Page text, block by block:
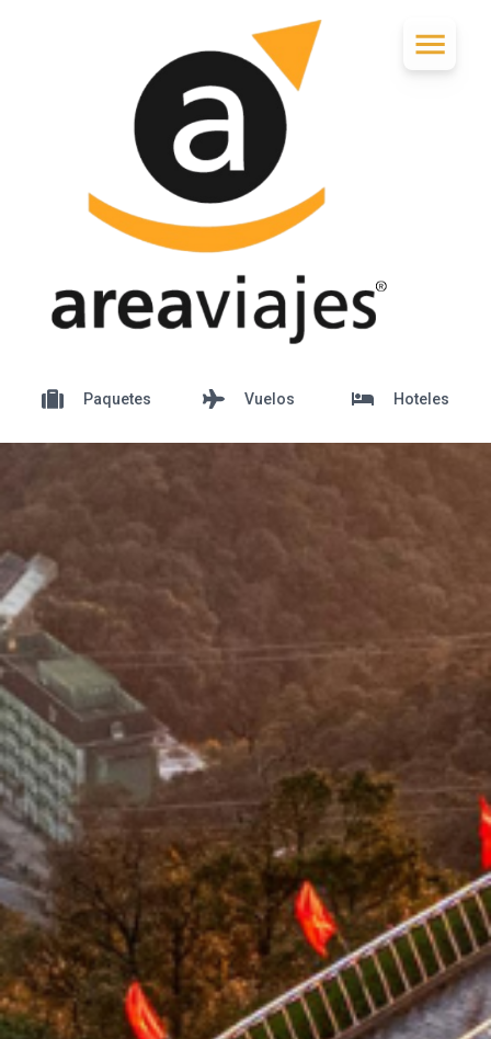
Paquetes Vuelos Hoteles